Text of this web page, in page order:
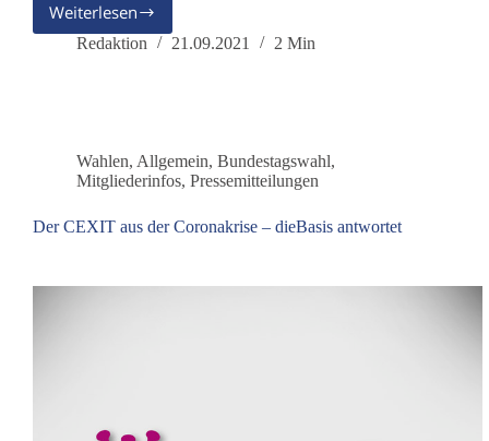
Weiterlesen
Offener
Brief
Kassenärztlichen
Bundesvereinigung
Redaktion 21.09.2021 2 Min
Wahlen, Allgemein, Bundestagswahl,
Mitgliederinfos, Pressemitteilungen
Der CEXIT aus der Coronakrise – dieBasis antwortet